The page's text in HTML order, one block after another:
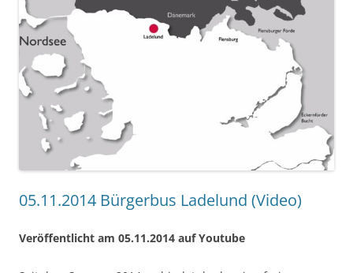
05.11.2014 Bürgerbus Ladelund (Video)
Veröffentlicht am 05.11.2014 auf Youtube